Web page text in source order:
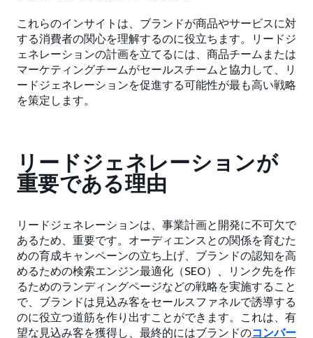
これらのインサイトは、ブランドが商品やサービスに対
する消費者の関心を理解するのに役立ちます。リードジ
ェネレーションの計画を立てるには、商品チームまたは
マーケティングチームがセールスチームと協力して、リ
ードジェネレーションを促進する可能性が最も高い戦略
を策定します。
リードジェネレーションが
重要である理由
リードジェネレーションは、事業計画と開発に不可欠で
あるため、重要です。オーディエンスとの関係を育むた
めの育成キャンペーンの立ち上げ、ブランドの認知を高
めるための検索エンジン最適化（SEO）、リンク先を作
るためのランディングページなどの戦略を実施すること
で、ブランドは見込み客をセールスファネルで誘導する
のに役立つ道筋を作り出すことができます。これは、有
望な見込み客を獲得し、最終的にはブランドのコンバー